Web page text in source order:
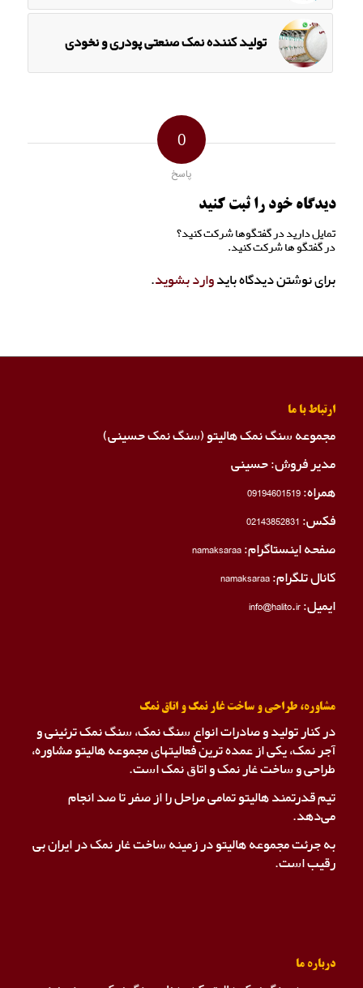
تولید کننده نمک صنعتی پودری و نخودی
0
پاسخ
دیدگاه خود را ثبت کنید
تمایل دارید در گفتگوها شرکت کنید؟
در گفتگو ها شرکت کنید.
برای نوشتن دیدگاه بایدوارد بشوید.
ارتباط با ما
مجموعه سنگ نمک هالیتو (سنگ نمک حسینی)
مدیر فروش: حسینی
همراه:09194601519
فکس:02143852831
صفحه اینستاگرام:namaksaraa
کانال تلگرام:namaksaraa
ایمیل: info@halito.ir
مشاوره، طراحی و ساخت غار نمک و اتاق نمک
در کنار تولید و صادرات انواع سنگ نمک، سنگ نمک ترئینی و
آجر نمک، یکی از عمده ترین فعالیتهای مجموعه هالیتو مشاوره،
طراحی و ساخت غار نمک و اتاق نمک است.
تیم قدرتمند هالیتو تمامی مراحل را از صفر تا صد انجام
می‌دهد.
به جرئت مجموعه هالیتو در زمینه ساخت غار نمک در ایران بی
رقیب است.
درباره ما